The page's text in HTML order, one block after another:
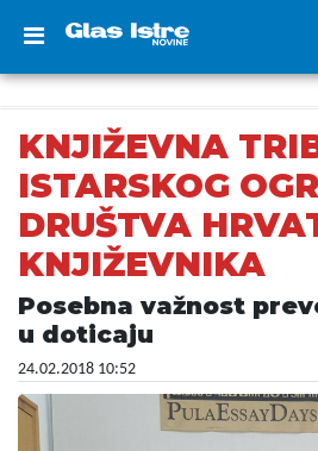
KNJIŽEVNA
ISTARSKOG
DRUŠTVA
KNJIŽEVNIKA
Posebna važnost
u doticaju
24.02.2018 10:52